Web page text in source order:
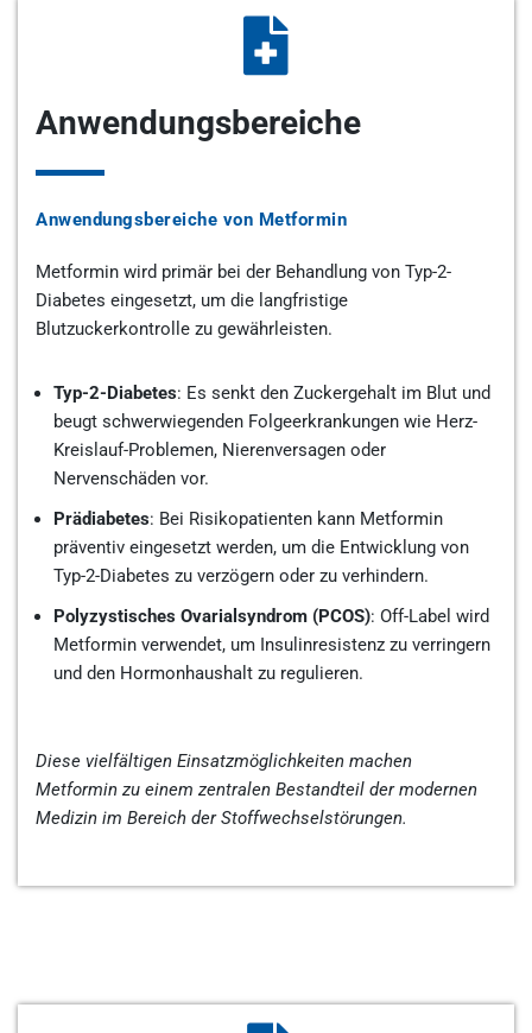
Anwendungsbereiche
Anwendungsbereiche von Metformin
Metformin wird primär bei der Behandlung von Typ-2-
Diabetes eingesetzt, um die langfristige
Blutzuckerkontrolle zu gewährleisten.
Typ-2-Diabetes: Es senkt den Zuckergehalt im Blut und
beugt schwerwiegenden Folgeerkrankungen wie Herz-
Kreislauf-Problemen, Nierenversagen oder
Nervenschäden vor.
Prädiabetes: Bei Risikopatienten kann Metformin
präventiv eingesetzt werden, um die Entwicklung von
Typ-2-Diabetes zu verzögern oder zu verhindern.
Polyzystisches Ovarialsyndrom (PCOS): Off-Label wird
Metformin verwendet, um Insulinresistenz zu verringern
und den Hormonhaushalt zu regulieren.
Diese vielfältigen Einsatzmöglichkeiten machen
Metformin zu einem zentralen Bestandteil der modernen
Medizin im Bereich der Stoffwechselstörungen.